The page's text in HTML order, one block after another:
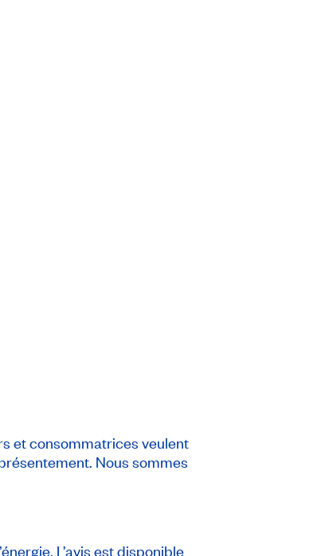
et consommatrices veulent
Nous sommes
L’avis estdisponible